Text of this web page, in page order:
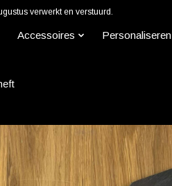
verwerkt en verstuurd.
Accessoires Personaliseren